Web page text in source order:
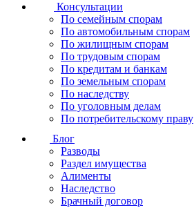
Консультации
По семейным спорам
По автомобильным спорам
По жилищным спорам
По трудовым спорам
По кредитам и банкам
По земельным спорам
По наследству
По уголовным делам
По потребительскому праву
Блог
Разводы
Раздел имущества
Алименты
Наследство
Брачный договор